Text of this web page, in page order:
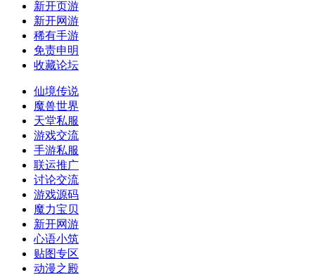
新开页游
新开网游
稀有手游
免责申明
收藏论坛
仙境传说
魔兽世界
天堂私服
游戏交流
手游私服
联运推广
讨论交流
游戏源码
魔力宝贝
新开网游
心语小筑
贴图专区
动漫之殿